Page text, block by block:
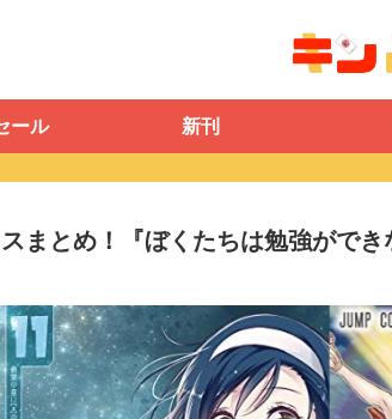
ール 新刊
まとめ！『ぼくたちは勉強ができ